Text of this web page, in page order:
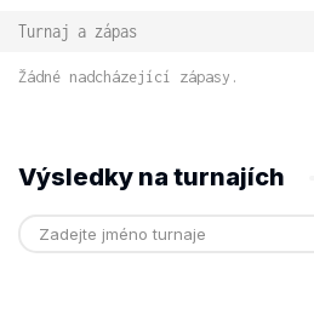
Turnaj a zápas
Žádné nadcházející zápasy.
Výsledky na turnajích